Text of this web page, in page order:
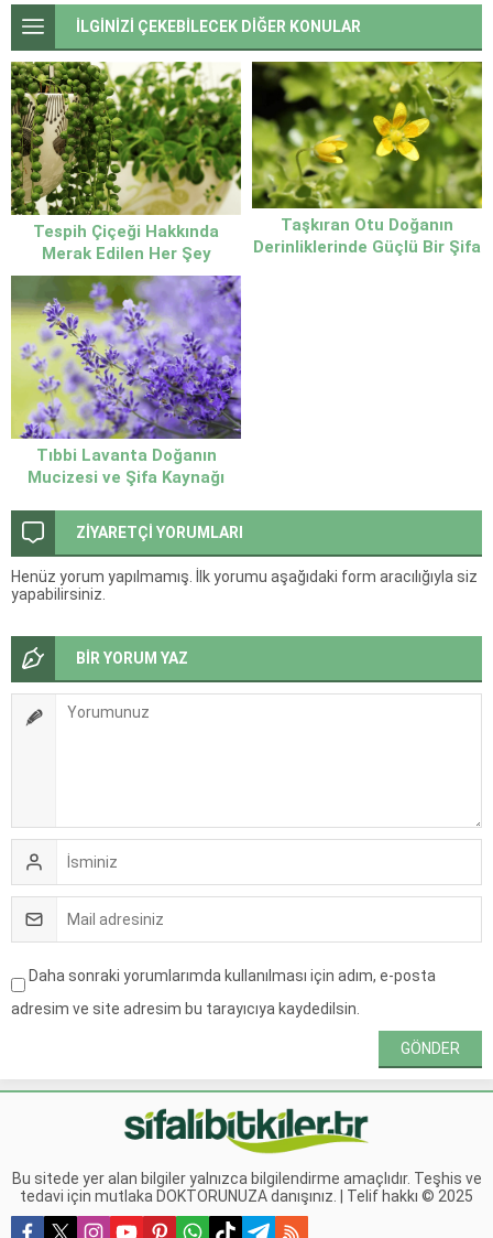
İLGİNİZİ ÇEKEBİLECEK DİĞER KONULAR
Tespih Çiçeği Hakkında
Merak Edilen Her Şey
Taşkıran Otu Doğanın
Derinliklerinde Güçlü Bir Şifa
Tıbbi Lavanta Doğanın
Mucizesi ve Şifa Kaynağı
ZİYARETÇİ YORUMLARI
Henüz yorum yapılmamış. İlk yorumu aşağıdaki form aracılığıyla siz
yapabilirsiniz.
BİR YORUM YAZ
Daha sonraki yorumlarımda kullanılması için adım, e-posta
adresim ve site adresim bu tarayıcıya kaydedilsin.
Bu sitede yer alan bilgiler yalnızca bilgilendirme amaçlıdır. Teşhis ve
tedavi için mutlaka DOKTORUNUZA danışınız. | Telif hakkı © 2025